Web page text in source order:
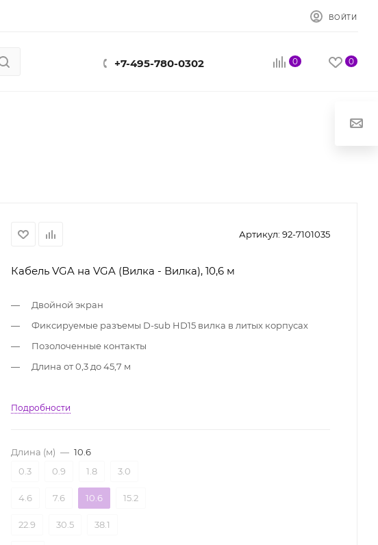
ВОЙТИ
+7-495-780-0302 0 0
Артикул: 92-7101035
Кабель VGA на VGA (Вилка - Вилка), 10,6 м
Двойной экран
Фиксируемые разъемы D-sub HD15 вилка в литых корпусах
Позолоченные контакты
Длина от 0,3 до 45,7 м
Подробности
Длина (м) — 10.6
0.3
0.9 1.8 3.0
4.6 7.6 10.6 15.2
22.9 30.5 38.1